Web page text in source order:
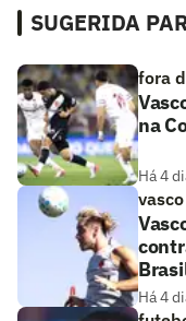
SUGERIDA
fora
na
Há 4
vasco
Há 4